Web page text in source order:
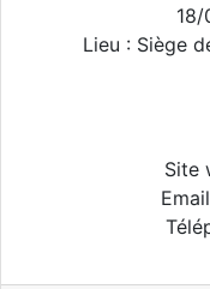
Lieu : Siège
Site